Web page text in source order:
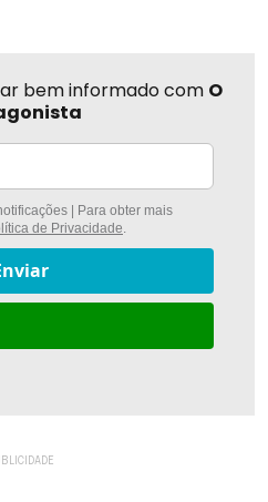
bem informado com O
| Para obter mais
de Privacidade.